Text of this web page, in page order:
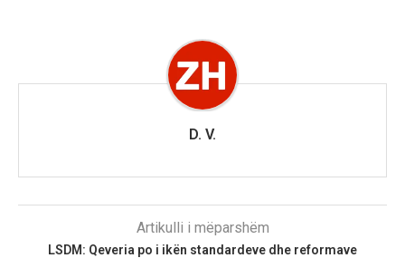
D. V.
Artikulli i mëparshëm
LSDM: Qeveria po i ikën standardeve dhe reformave